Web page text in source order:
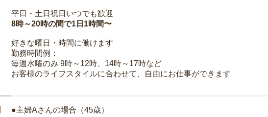
平日・土日祝日いつでも歓迎
8時～20時の間で1日1時間〜
好きな曜日・時間に働けます
勤務時間例：
毎週水曜のみ 9時～12時、14時～17時など
お客様のライフスタイルに合わせて、自由にお仕事ができます
●主婦Aさんの場合（45歳）